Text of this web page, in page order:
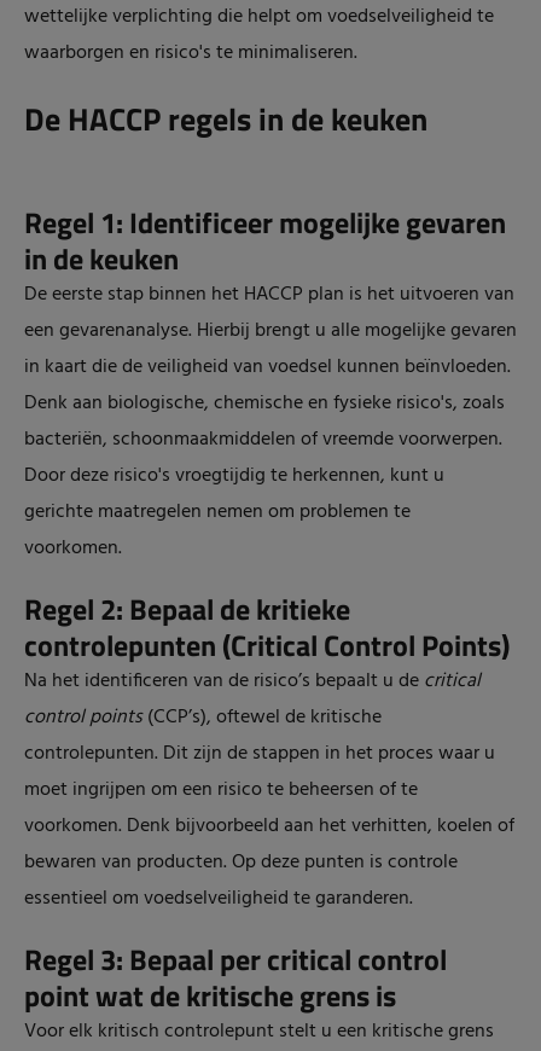
wettelijke verplichting die helpt om voedselveiligheid te
waarborgen en risico's te minimaliseren.
De HACCP regels in de keuken
Regel 1: Identificeer mogelijke gevaren
in de keuken
De eerste stap binnen het HACCP plan is het uitvoeren van
een gevarenanalyse. Hierbij brengt u alle mogelijke gevaren
in kaart die de veiligheid van voedsel kunnen beïnvloeden.
Denk aan biologische, chemische en fysieke risico's, zoals
bacteriën, schoonmaakmiddelen of vreemde voorwerpen.
Door deze risico's vroegtijdig te herkennen, kunt u
gerichte maatregelen nemen om problemen te
voorkomen.
Regel 2: Bepaal de kritieke
controlepunten (Critical Control Points)
Na het identificeren van de risico’s bepaalt u decritical
control points(CCP’s), oftewel de kritische
controlepunten. Dit zijn de stappen in het proces waar u
moet ingrijpen om een risico te beheersen of te
voorkomen. Denk bijvoorbeeld aan het verhitten, koelen of
bewaren van producten. Op deze punten is controle
essentieel om voedselveiligheid te garanderen.
Regel 3: Bepaal per critical control
point wat de kritische grens is
Voor elk kritisch controlepunt stelt u een kritische grens